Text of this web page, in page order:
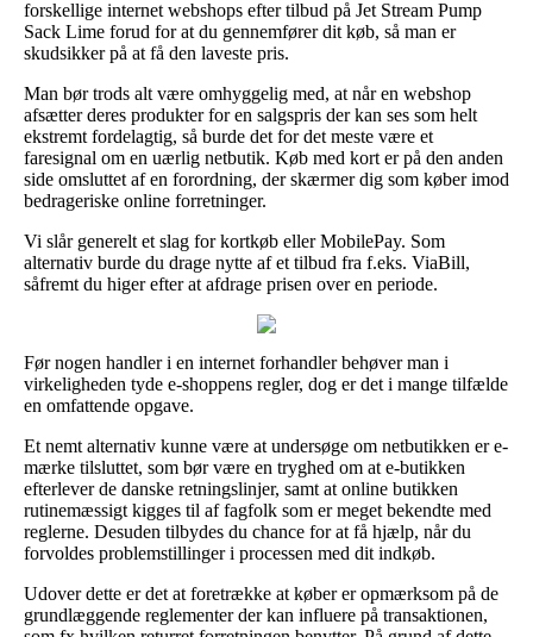
forskellige internet webshops efter tilbud på Jet Stream Pump
Sack Lime forud for at du gennemfører dit køb, så man er
skudsikker på at få den laveste pris.
Man bør trods alt være omhyggelig med, at når en webshop
afsætter deres produkter for en salgspris der kan ses som helt
ekstremt fordelagtig, så burde det for det meste være et
faresignal om en uærlig netbutik. Køb med kort er på den anden
side omsluttet af en forordning, der skærmer dig som køber imod
bedrageriske online forretninger.
Vi slår generelt et slag for kortkøb eller MobilePay. Som
alternativ burde du drage nytte af et tilbud fra f.eks. ViaBill,
såfremt du higer efter at afdrage prisen over en periode.
Før nogen handler i en internet forhandler behøver man i
virkeligheden tyde e-shoppens regler, dog er det i mange tilfælde
en omfattende opgave.
Et nemt alternativ kunne være at undersøge om netbutikken er e-
mærke tilsluttet, som bør være en tryghed om at e-butikken
efterlever de danske retningslinjer, samt at online butikken
rutinemæssigt kigges til af fagfolk som er meget bekendte med
reglerne. Desuden tilbydes du chance for at få hjælp, når du
forvoldes problemstillinger i processen med dit indkøb.
Udover dette er det at foretrække at køber er opmærksom på de
grundlæggende reglementer der kan influere på transaktionen,